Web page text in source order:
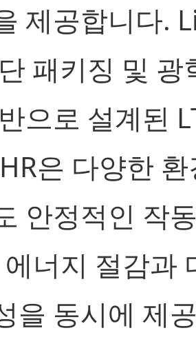
제공합니다.
패키징 및 광
으로 설계된
은 다양한
안정적인 작
너지 절감과
을 동시에 제